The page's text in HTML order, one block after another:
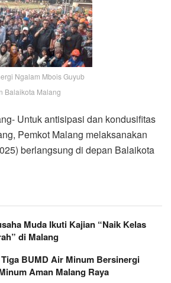
Ngalam Mbois Guyub
Balaikota Malang
Untuk antisipasi dan kondusifitas
Pemkot Malang melaksanakan
berlangsung di depan Balaikota
Muda Ikuti Kajian “Naik Kelas
di Malang
BUMD Air Minum Bersinergi
Aman Malang Raya